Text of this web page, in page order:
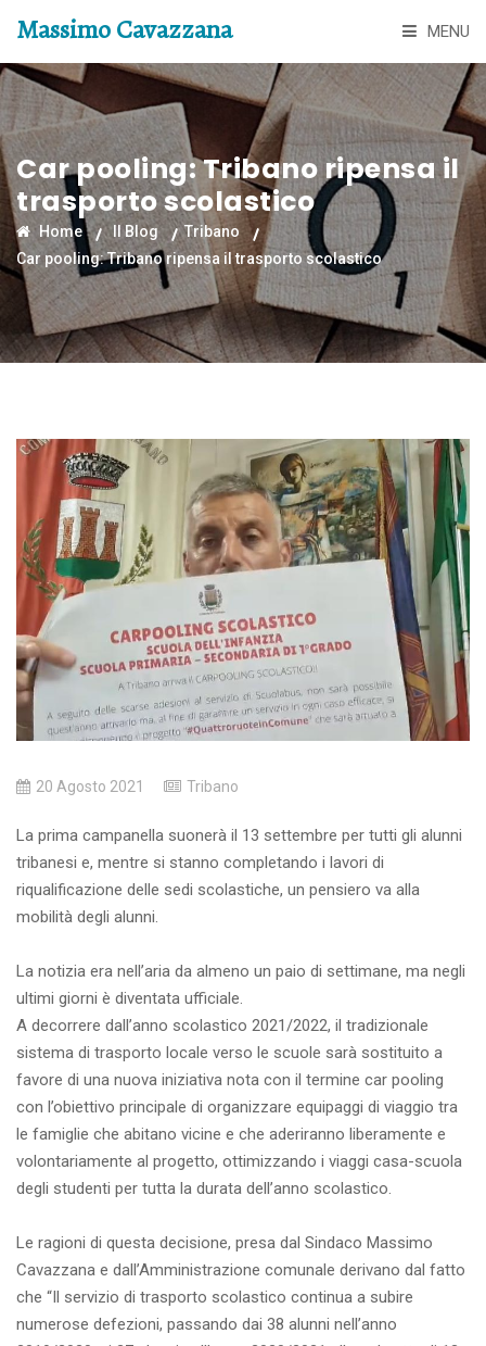
Massimo Cavazzana MENU
Car pooling: Tribano ripensa il
trasporto scolastico
Home Il Blog
Tribano
Car pooling: Tribano ripensa il trasporto scolastico
20 Agosto 2021 Tribano
La prima campanella suonerà il 13 settembre per tutti gli alunni
tribanesi e, mentre si stanno completando i lavori di
riqualificazione delle sedi scolastiche, un pensiero va alla
mobilità degli alunni.
La notizia era nell’aria da almeno un paio di settimane, ma negli
ultimi giorni è diventata ufficiale.
A decorrere dall’anno scolastico 2021/2022, il tradizionale
sistema di trasporto locale verso le scuole sarà sostituito a
favore di una nuova iniziativa nota con il termine car pooling
con l’obiettivo principale di organizzare equipaggi di viaggio tra
le famiglie che abitano vicine e che aderiranno liberamente e
volontariamente al progetto, ottimizzando i viaggi casa-scuola
degli studenti per tutta la durata dell’anno scolastico.
Le ragioni di questa decisione, presa dal Sindaco Massimo
Cavazzana e dall’Amministrazione comunale derivano dal fatto
che “Il servizio di trasporto scolastico continua a subire
numerose defezioni, passando dai 38 alunni nell’anno